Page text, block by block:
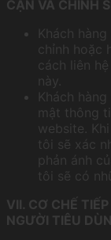
CẬN VÀ CHỈNH
Khách
chỉnh hoặc
cách liên
này.
Khách
mật thông
website.
tôi sẽ xác
phản ánh
tôi sẽ có
VII. CƠ CHẾ
NGƯỜI TIÊU